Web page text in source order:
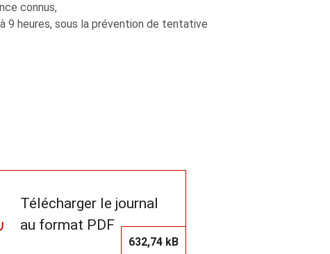
connus,
9 heures, sous la prévention de tentative
Télécharger le journal
au format PDF
632,74 kB